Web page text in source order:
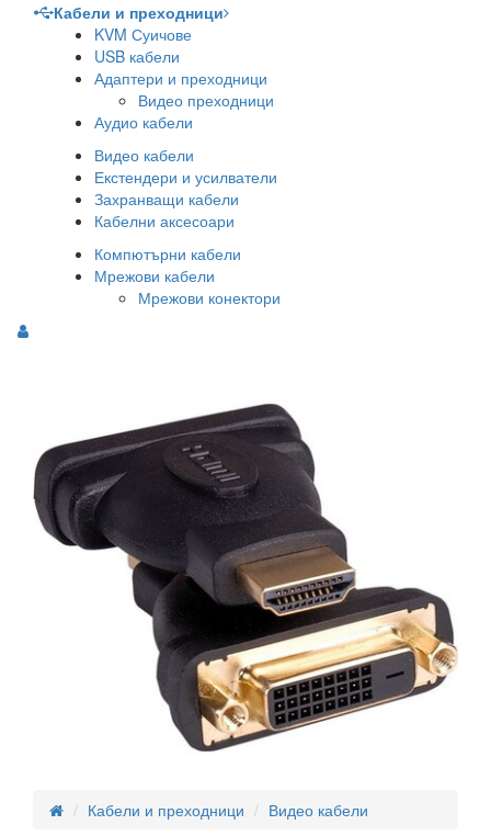
Кабели и преходници
KVM Суичове
USB кабели
Адаптери и преходници
Видео преходници
Аудио кабели
Видео кабели
Екстендери и усилватели
Захранващи кабели
Кабелни аксесоари
Компютърни кабели
Мрежови кабели
Мрежови конектори
Кабели и преходници Видео кабели